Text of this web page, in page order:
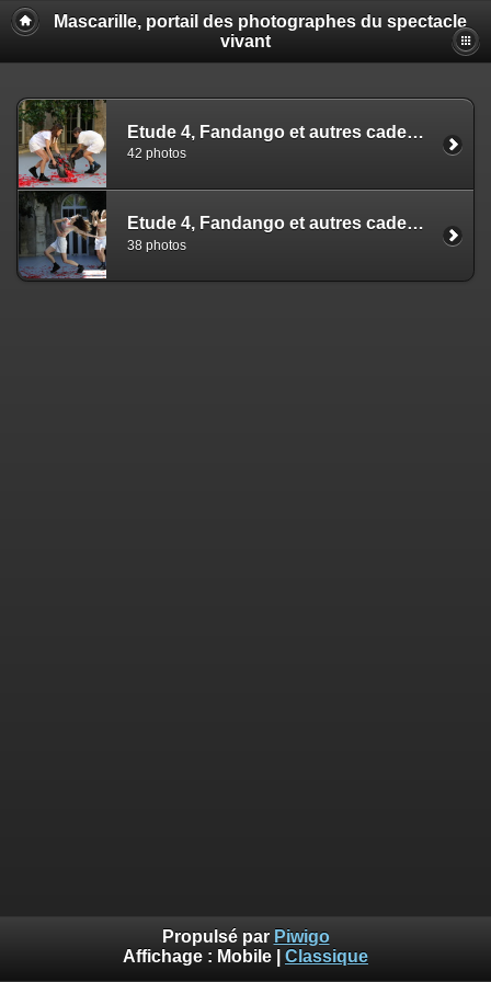
Mascarille, portail des photographes du spectacle
vivant
Etude 4, Fandango et autres cadences - Aina Alegre - EZ
42 photos
Etude 4, Fandango et autres cadences - Aina Alegre - NS
38 photos
Propulsé par Piwigo
Affichage : Mobile Classique